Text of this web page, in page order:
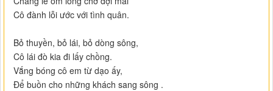
Cô đành lỗi ước với tình quân.
Bỏ thuyền, bỏ lái, bỏ dòng sông,
Cô lái đò kia đi lấy chồng.
Vắng bóng cô em từ dạo ấy,
Để buồn cho những khách sang sông .